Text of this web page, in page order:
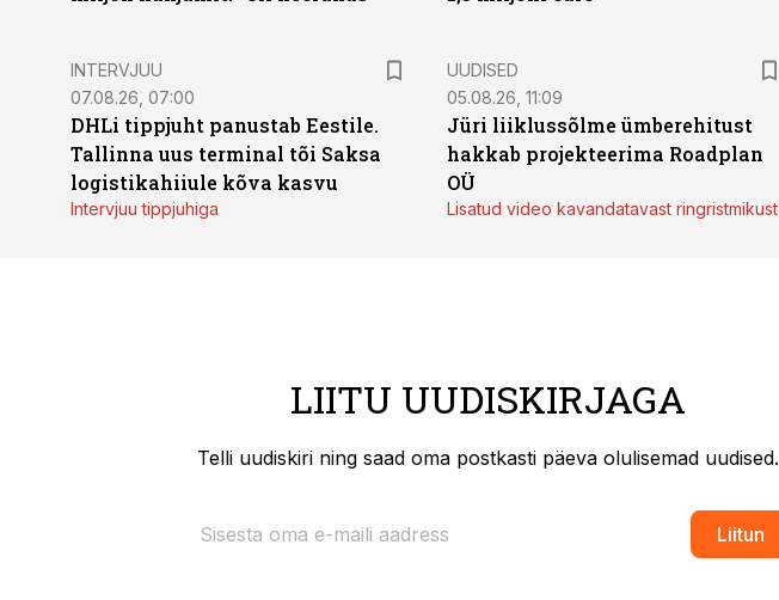
INTERVJUU
07.08.26, 07:00
DHLi tippjuht panustab Eestile.
Tallinna uus terminal tõi Saksa
logistikahiiule kõva kasvu
Intervjuu tippjuhiga
UUDISED
05.08.26, 11:09
Jüri liiklussõlme ümberehitust
hakkab projekteerima Roadplan
OÜ
Lisatud video kavandatavast ringristmikust
LIITU UUDISKIRJAGA
Telli uudiskiri ning saad oma postkasti päeva olulisemad uudised.
Liitun